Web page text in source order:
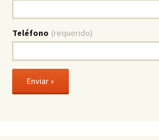
Teléfono (requerido)